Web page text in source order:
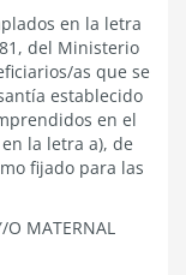
en la letra
del Ministerio
as que se
establecido
en el
la letra a), de
fijado para las
O MATERNAL